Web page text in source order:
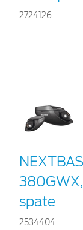
2724126
spate
2534404